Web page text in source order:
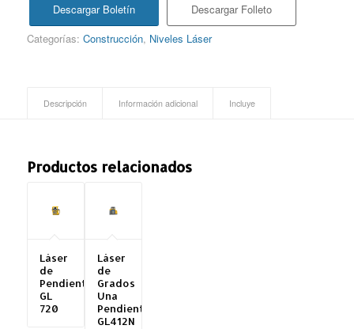
Descargar Boletín
Descargar Folleto
Categorías: Construcción, Niveles Láser
Descripción Información adicional Incluye
Productos relacionados
Láser
de
Pendiente
GL
720
Láser
de
Grados
Una
Pendiente
GL412N